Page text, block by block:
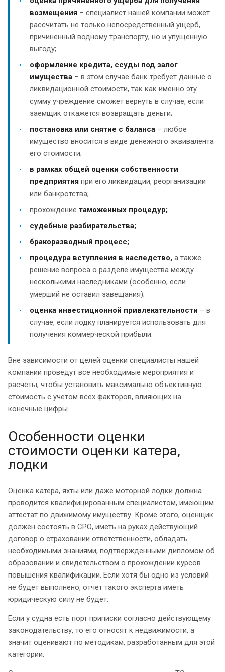
возмещения – специалист нашей компании может
рассчитать не только непосредственный ущерб,
причиненный водному транспорту, но и упущенную
выгоду;
оформление кредита, ссуды под залог
имущества – в этом случае банк требует данные о
ликвидационной стоимости, так как именно эту
сумму учреждение сможет вернуть в случае, если
заемщик откажется возвращать деньги;
постановка или снятие с баланса – любое
имущество вносится в виде денежного эквивалента
его стоимости;
в рамках общей оценки собственности
предприятия при его ликвидации, реорганизации
или банкротства;
прохождение таможенных процедур;
судебные разбирательства;
бракоразводный процесс;
процедура вступления в наследство, а также
решение вопроса о разделе имущества между
несколькими наследниками (особенно, если
умерший не оставил завещания);
оценка инвестиционной привлекательности – в
случае, если лодку планируется использовать для
получения коммерческой прибыли.
Вне зависимости от целей оценки специалисты нашей
компании проведут все необходимые мероприятия и
расчеты, чтобы установить максимально объективную
стоимость с учетом всех факторов, влияющих на
конечные цифры.
Особенности оценки
стоимости оценки катера,
лодки
Оценка катера, яхты или даже моторной лодки должна
проводится квалифицированным специалистом, имеющим
аттестат по движимому имуществу. Кроме этого, оценщик
должен состоять в СРО, иметь на руках действующий
договор о страховании ответственности, обладать
необходимыми знаниями, подтвержденными дипломом об
образовании и свидетельством о прохождении курсов
повышения квалификации. Если хотя бы одно из условий
не будет выполнено, отчет такого эксперта иметь
юридическую силу не будет.
Если у судна есть порт приписки согласно действующему
законодательству, то его относят к недвижимости, а
значит оценивают по методикам, разработанным для этой
категории.